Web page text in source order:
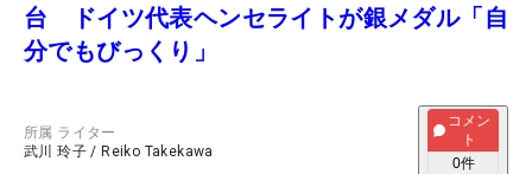
台 ドイツ代表ヘンセライトが銀メダル「自
分でもびっくり」
所属 ライター
武川 玲子 / Reiko Takekawa
コメン
ト
0件